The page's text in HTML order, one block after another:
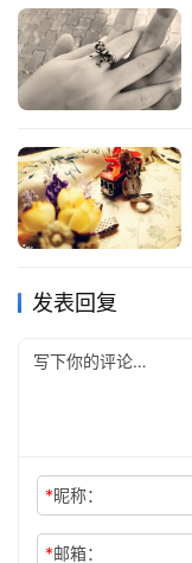
发表回复
*昵称：
*邮箱：